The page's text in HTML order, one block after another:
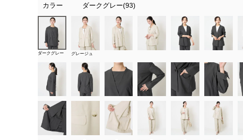
カラー
ダークグレー(93)
ダークグレー グレージュ